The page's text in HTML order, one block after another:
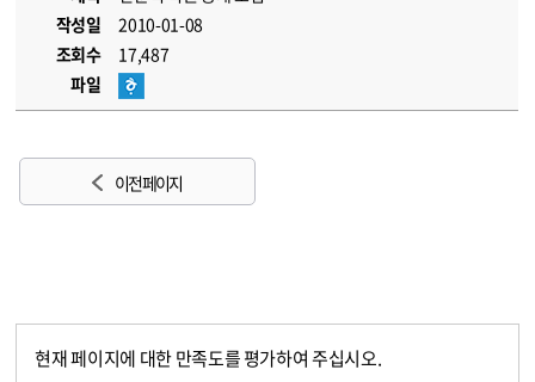
작성일
2010-01-08
조회수
17,487
파일
이전 페이지
현재 페이지에 대한 만족도를 평가하여 주십시오.